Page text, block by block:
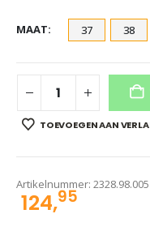
MAAT 37 38
TOEVOEGEN AAN
Artikelnummer: 2328.98.005
124,95